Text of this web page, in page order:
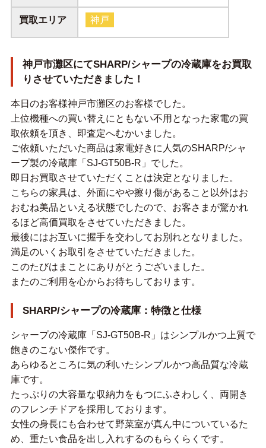
買取エリア 神戸
神戸市灘区にてSHARP/シャープの冷蔵庫をお買取
りさせていただきました！
本日のお客様神戸市灘区のお客様でした。
上位機種への買い替えにともない不用となった家電の買
取依頼を頂き、即査定へむかいました。
ご依頼いただいた商品は家電好きに人気のSHARP/シャ
ープ製の冷蔵庫「SJ-GT50B-R」でした。
即日お買取させていただくことは決定となりました。
こちらの家具は、外面にやや擦り傷があること以外はお
おむね美品といえる状態でしたので、お客さまが驚かれ
るほど高価買取をさせていただきました。
最後にはお互いに握手を交わしてお別れとなりました。
満足のいくお取引をさせていただきました。
このたびはまことにありがとうございました。
またのご利用を心からお待ちしております。
SHARP/シャープの冷蔵庫：特徴と仕様
シャープの冷蔵庫「SJ-GT50B-R」はシンプルかつ上質で
飽きのこない傑作です。
あらゆるところに気の利いたシンプルかつ高品質な冷蔵
庫です。
たっぷりの大容量な収納力をもつにふさわしく、両開き
のフレンチドアを採用しております。
女性の身長にも合わせて野菜室が真ん中についているた
め、重たい食品を出し入れするのもらくらくです。